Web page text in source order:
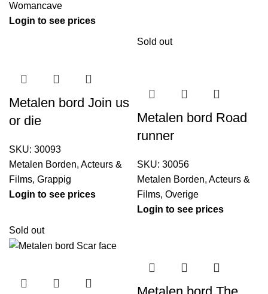
Womancave
Login to see prices
Metalen bord Join us
or die
SKU: 30093
Metalen Borden, Acteurs &
Films, Grappig
Login to see prices
Sold out
Metalen bord Road
runner
SKU: 30056
Metalen Borden, Acteurs &
Films, Overige
Login to see prices
Sold out